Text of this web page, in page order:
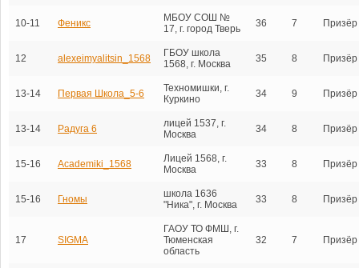
10-11 Феникс
МБОУ СОШ №
17, г. город Тверь
36 7 Призёр
12 alexeimyalitsin_1568
ГБОУ школа
1568, г. Москва
35 8 Призёр
13-14 Первая Школа_5-6
Техномишки, г.
Куркино
34 9 Призёр
13-14 Радуга 6
лицей 1537, г.
Москва
34 8 Призёр
15-16 Academiki_1568
Лицей 1568, г.
Москва
33 8 Призёр
15-16 Гномы
школа 1636
"Ника", г. Москва
33 8 Призёр
17 SIGMA
ГАОУ ТО ФМШ, г.
Тюменская
область
32 7 Призёр